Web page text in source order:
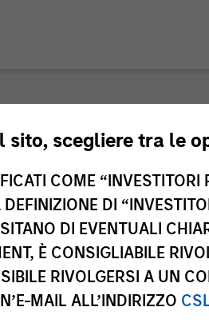
sito, scegliere tra le
COME
DI
DI EVENTUALI
È CONSIGLIABILE
RIVOLGERSI A UN
MAIL ALL’INDIRIZZO